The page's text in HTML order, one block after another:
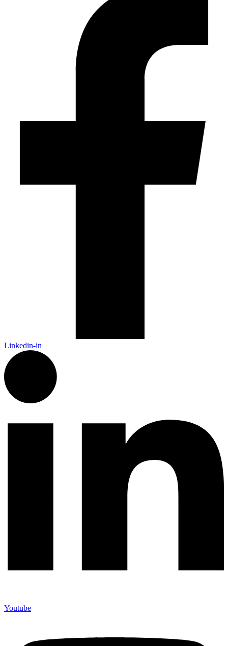
Linkedin-in
Youtube